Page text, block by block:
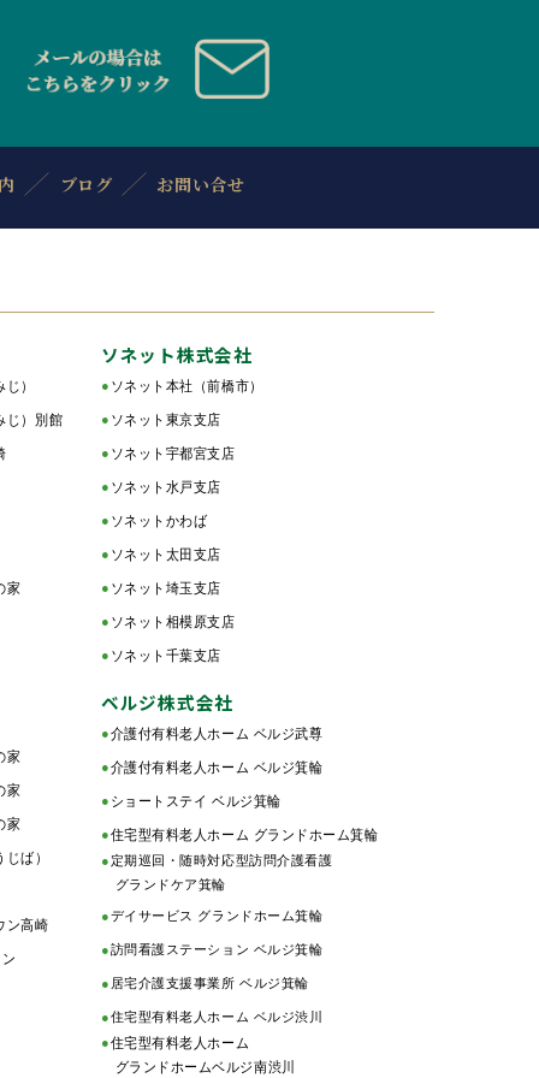
ブログ お問い合せ
）
じ）別館
家
家
家
家
ば）
ン高崎
ソネット株式会社
● ソネット本社（前橋市）
● ソネット東京支店
● ソネット宇都宮支店
● ソネット水戸支店
● ソネットかわば
● ソネット太田支店
● ソネット埼玉支店
● ソネット相模原支店
● ソネット千葉支店
ベルジ株式会社
●介護付有料老人ホーム ベルジ武尊
●介護付有料老人ホーム ベルジ箕輪
● ショートステイ ベルジ箕輪
●住宅型有料老人ホーム グランドホーム箕輪
●定期巡回・随時対応型訪問介護看護
グランドケア箕輪
●デイサービス グランドホーム箕輪
●訪問看護ステーション ベルジ箕輪
● 居宅介護支援事業所 ベルジ箕輪
●住宅型有料老人ホーム ベルジ渋川
●住宅型有料老人ホーム
グランドホームベルジ南渋川